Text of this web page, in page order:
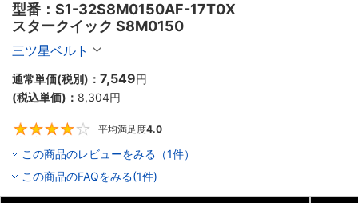
型番：S1-32S8M0150AF-17T0X
スタークイック S8M0150
三ツ星ベルト
通常単価(税別)： 7,549円
(税込単価)： 8,304円
平均満足度4.0
この商品のレビューをみる（1件）
この商品のFAQをみる(1件)